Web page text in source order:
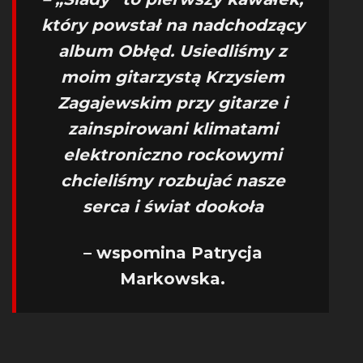
który powstał na nadchodzący
album Obłęd. Usiedliśmy z
moim gitarzystą Krzysiem
Zagajewskim przy gitarze i
zainspirowani klimatami
elektroniczno rockowymi
chcieliśmy rozbujać nasze
serca i świat dookoła
– wspomina Patrycja
Markowska.